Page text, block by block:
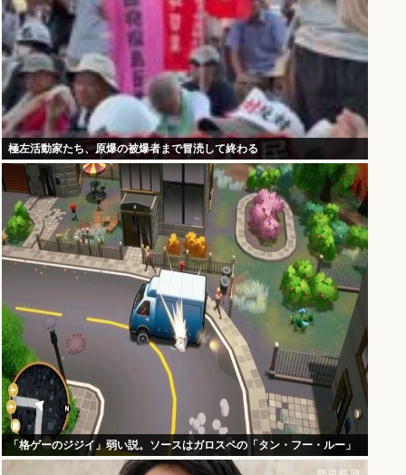
極左活動家たち、原爆の被爆者まで冒涜して終わる
「格ゲーのジジイ」弱い説。ソースはガロスペの「タン・フー・ルー」